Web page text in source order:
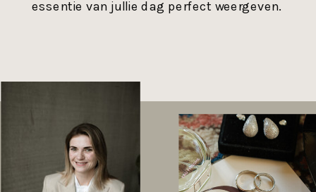
essentie van jullie dag perfect weergeven.